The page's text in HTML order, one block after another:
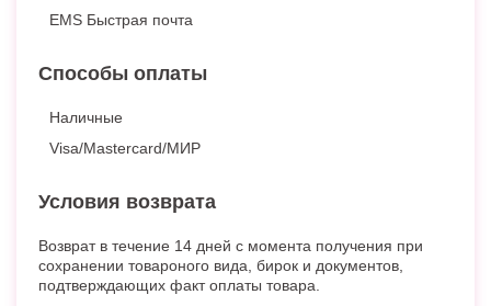
EMS Быстрая почта
Способы оплаты
Наличные
Visa/Mastercard/МИР
Условия возврата
Возврат в течение 14 дней с момента получения при
сохранении товароного вида, бирок и документов,
подтверждающих факт оплаты товара.